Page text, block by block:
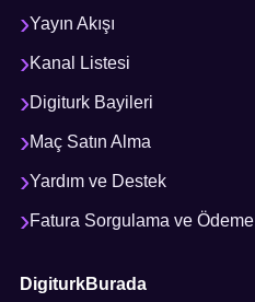
Yayın Akışı
Kanal Listesi
Digiturk Bayileri
Maç Satın Alma
Yardım ve Destek
Fatura Sorgulama ve Ödeme
DigiturkBurada